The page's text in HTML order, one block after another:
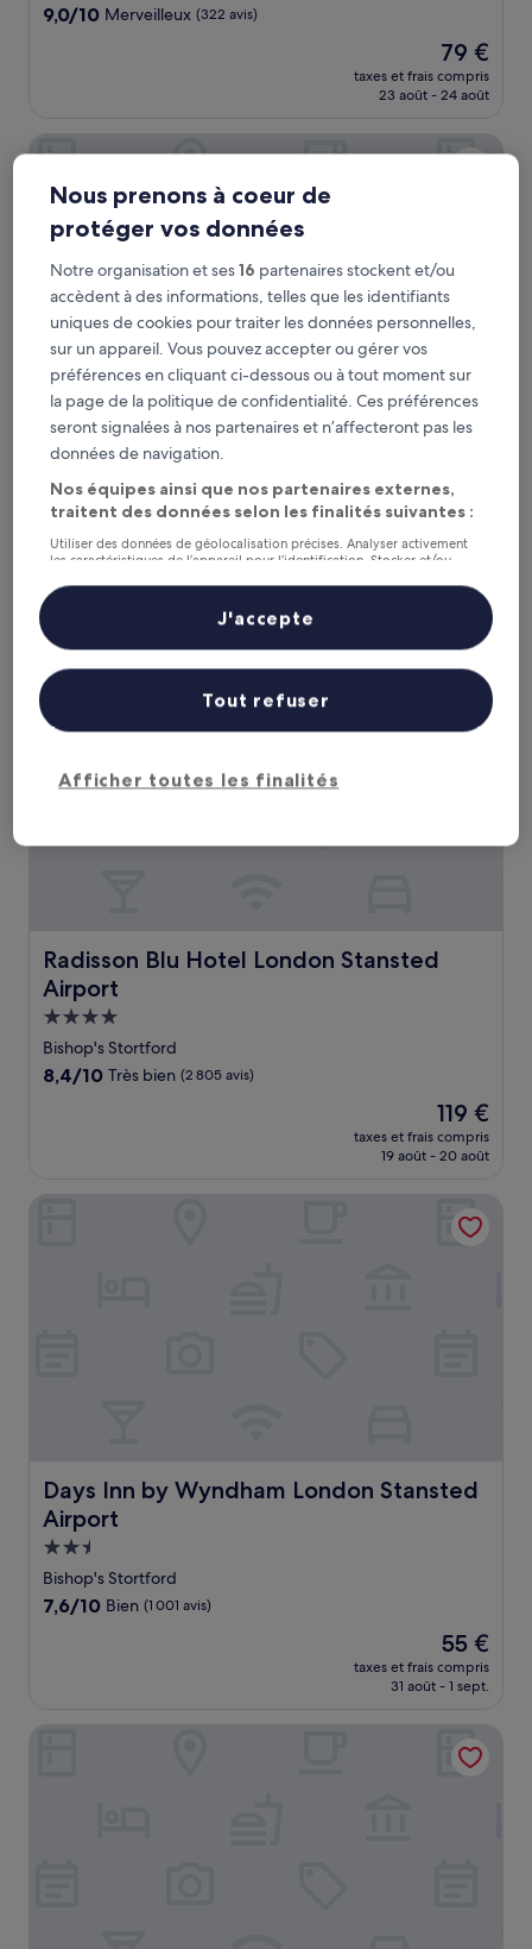
9.0
9,0/10 Merveilleux (322 avis)
Le
nouveau
prix
de
79 €
79 €
taxes et frais compris
23 août - 24 août
Ramada by Wyndham London Stansted
Airport
Ramada by Wyndham London Stansted Airport
Hébergement
3.5 étoiles
Bishop's Stortford
7.6
sur
10,
Bien,
(1 006 avis)
7,6/10 Bien (1 006 avis)
nouveau
de
52 €
taxes et frais compris
Ramada by Wyndham London Stansted Airport
Radisson Blu Hotel London Stansted
Airport
Radisson Blu Hotel London Stansted Airport
Hébergement
4.0 étoiles
Bishop's Stortford
8.4
8,4/10 Très bien (2 805 avis)
Le
nouveau
prix
de
119 €
119 €
taxes et frais compris
19 août - 20 août
Radisson Blu Hotel London Stansted Airport
Days Inn by Wyndham London Stansted
Airport
Days Inn by Wyndham London Stansted Airport
Hébergement
2.5 étoiles
Bishop's Stortford
7.6
7,6/10 Bien (1 001 avis)
Le
nouveau
prix
de
55 €
55 €
taxes et frais compris
31 août - 1 sept.
Nous prenons à coeur de
protéger vos données
Notre organisation et ses16 partenaires stockent et/ou
accèdent à des informations, telles que les identifiants
uniques de cookies pour traiter les données personnelles,
sur un appareil. Vous pouvez accepter ou gérer vos
préférences en cliquant ci-dessous ou à tout moment sur
la page de la politique de confidentialité. Ces préférences
seront signalées à nos partenaires et n’affecteront pas les
données de navigation.
Nos équipes ainsi que nos partenaires externes,
traitent des données selon les finalités suivantes :
Utiliser des données de géolocalisation précises. Analyser activement
les caractéristiques de l’appareil pour l’identification. Stocker et/ou
personnalisés, mesure de performance des publicités et du contenu,
études d’audience et développement de services.
Liste de nos partenaires (fournisseurs)
Afficher toutes les finalités
Tout refuser
J'accepte